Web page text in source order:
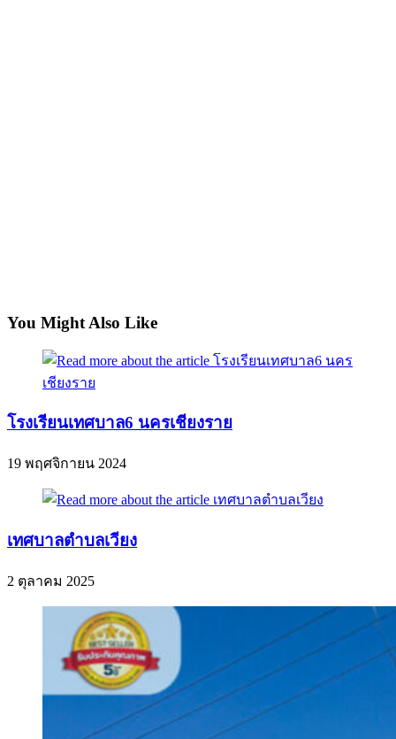
You Might Also Like
โรงเรียนเทศบาล6 นครเชียงราย
19 พฤศจิกายน 2024
เทศบาลตำบลเวียง
2 ตุลาคม 2025